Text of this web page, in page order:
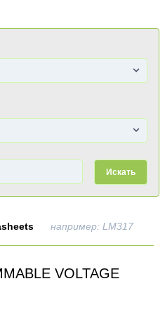
Искать
например: LM317
VOLTAGE